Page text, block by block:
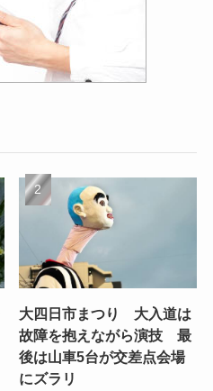
大四日市まつり 大入道は
故障を抱えながら演技 最
後は山車5台が交差点会場
にズラリ